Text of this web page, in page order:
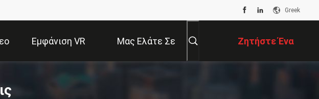
Greek
Εμφάνιση VR Μας Ελάτε Σε Ζητήστε Ένα
Απόσπασμα